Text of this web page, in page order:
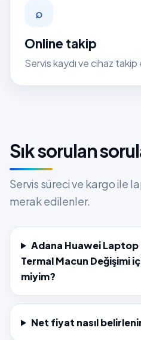
⌕
Online takip
Servis kaydı ve cihaz takip
Sık sorulan
Servis süreci ve kargo ile
merak edilenler.
Adana Huawei Laptop
Termal Macun Değişimi
miyim?
Net fiyat nasıl